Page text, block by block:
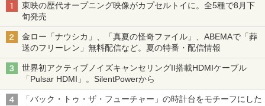
東映の歴代オープニング映像がカプセルトイに。全5種で8月下
旬発売
金ロー「ナウシカ」、「真夏の怪奇ファイル」、ABEMAで「葬
送のフリーレン」無料配信など。夏の特番・配信情報
世界初アクティブノイズキャンセリングII搭載HDMIケーブル
「Pulsar HDMI」。SilentPowerから
「バック・トゥ・ザ・フューチャー」の時計台をモチーフにした